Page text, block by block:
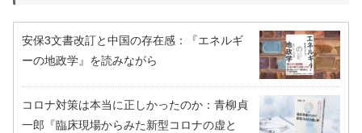
安保3文書改訂と中国の存在感：『エネルギ
ーの地政学』を読みながら
コロナ対策は本当に正しかったのか：青柳貞
一郎『臨床現場からみた新型コロナの虚と